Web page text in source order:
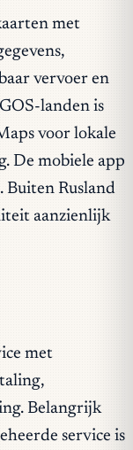
met
vervoer en
landen is
voor lokale
De mobiele app
Rusland
aanzienlijk
met
Belangrijk
service is